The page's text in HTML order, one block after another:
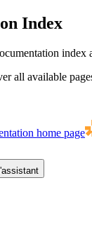
Index
index
all available
home page